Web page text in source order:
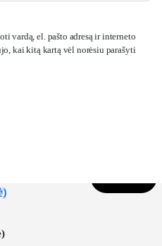
vardą, el. pašto adresą ir interneto
kai kitą kartą vėl norėsiu parašyti